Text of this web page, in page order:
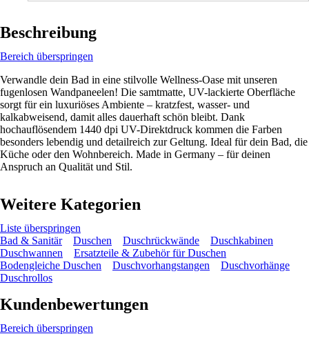
Beschreibung
Bereich überspringen
Verwandle dein Bad in eine stilvolle Wellness-Oase mit unseren
fugenlosen Wandpaneelen! Die samtmatte, UV-lackierte Oberfläche
sorgt für ein luxuriöses Ambiente – kratzfest, wasser- und
kalkabweisend, damit alles dauerhaft schön bleibt. Dank
hochauflösendem 1440 dpi UV-Direktdruck kommen die Farben
besonders lebendig und detailreich zur Geltung. Ideal für dein Bad, die
Küche oder den Wohnbereich. Made in Germany – für deinen
Anspruch an Qualität und Stil.
Weitere Kategorien
Liste überspringen
Bad & Sanitär
Duschen Duschrückwände
Duschkabinen
Duschwannen
Ersatzteile & Zubehör für Duschen
Bodengleiche Duschen
Duschvorhangstangen
Duschvorhänge
Duschrollos
Kundenbewertungen
Bereich überspringen